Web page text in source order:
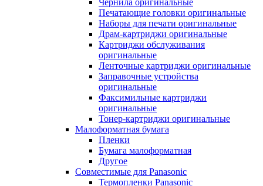
Чернила оригинальные
Печатающие головки оригинальные
Наборы для печати оригинальные
Драм-картриджи оригинальные
Картриджи обслуживания
оригинальные
Ленточные картриджи оригинальные
Заправочные устройства
оригинальные
Факсимильные картриджи
оригинальные
Тонер-картриджи оригинальные
Малоформатная бумага
Пленки
Бумага малоформатная
Другое
Совместимые для Panasonic
Термопленки Panasonic